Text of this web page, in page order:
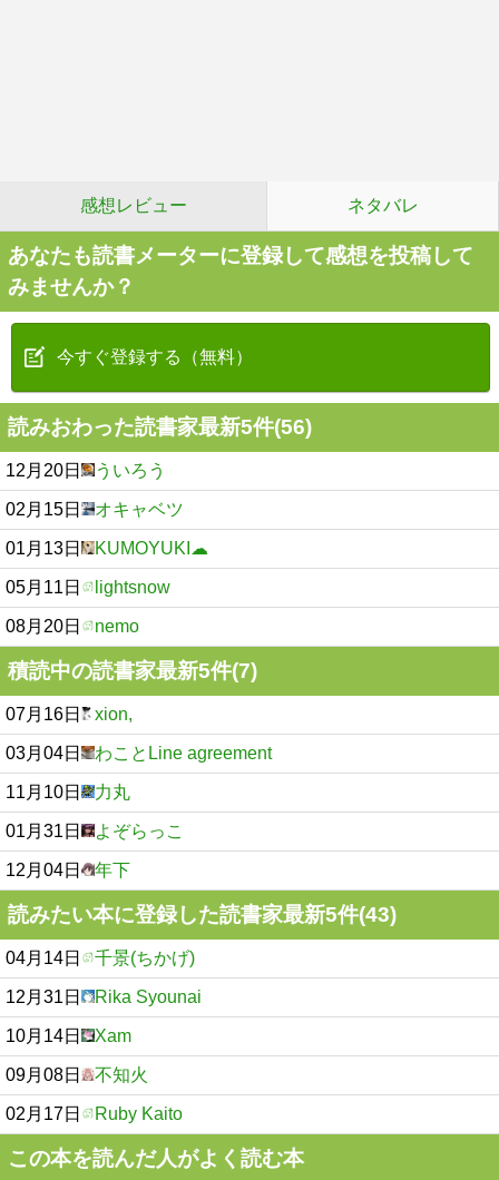
感想レビュー ネタバレ
あなたも読書メーターに登録して感想を投稿して
みませんか？
今すぐ登録する（無料）
読みおわった読書家最新5件(56)
12月20日 ういろう
02月15日 オキャベツ
01月13日 KUMOYUKI☁
05月11日 lightsnow
08月20日 nemo
積読中の読書家最新5件(7)
07月16日 xion,
03月04日 わことLine agreement
11月10日 力丸
01月31日 よぞらっこ
12月04日 年下
読みたい本に登録した読書家最新5件(43)
04月14日 千景(ちかげ)
12月31日 Rika Syounai
10月14日 Xam
09月08日 不知火
02月17日 Ruby Kaito
この本を読んだ人がよく読む本